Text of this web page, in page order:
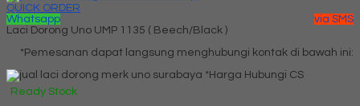
QUICK ORDER
Whatsapp
via SMS
Laci Dorong Uno UMP 1135 ( Beech/Black )
*Pemesanan dapat langsung menghubungi kontak di bawah ini:
*Harga Hubungi CS
Ready Stock